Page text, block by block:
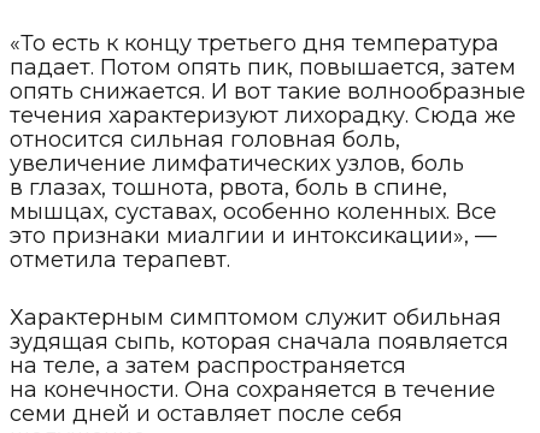
«То есть к концу третьего дня температура
падает. Потом опять пик, повышается, затем
опять снижается. И вот такие волнообразные
течения характеризуют лихорадку. Сюда же
относится сильная головная боль,
увеличение лимфатических узлов, боль
в глазах, тошнота, рвота, боль в спине,
мышцах, суставах, особенно коленных. Все
это признаки миалгии и интоксикации», —
отметила терапевт.
Характерным симптомом служит обильная
зудящая сыпь, которая сначала появляется
на теле, а затем распространяется
на конечности. Она сохраняется в течение
семи дней и оставляет после себя